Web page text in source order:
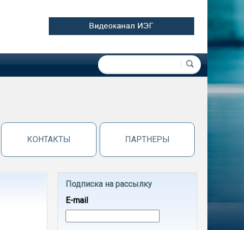
Форма поиска
Поиск
КОНТАКТЫ ПАРТНЕРЫ
Подписка на рассылку
E-mail